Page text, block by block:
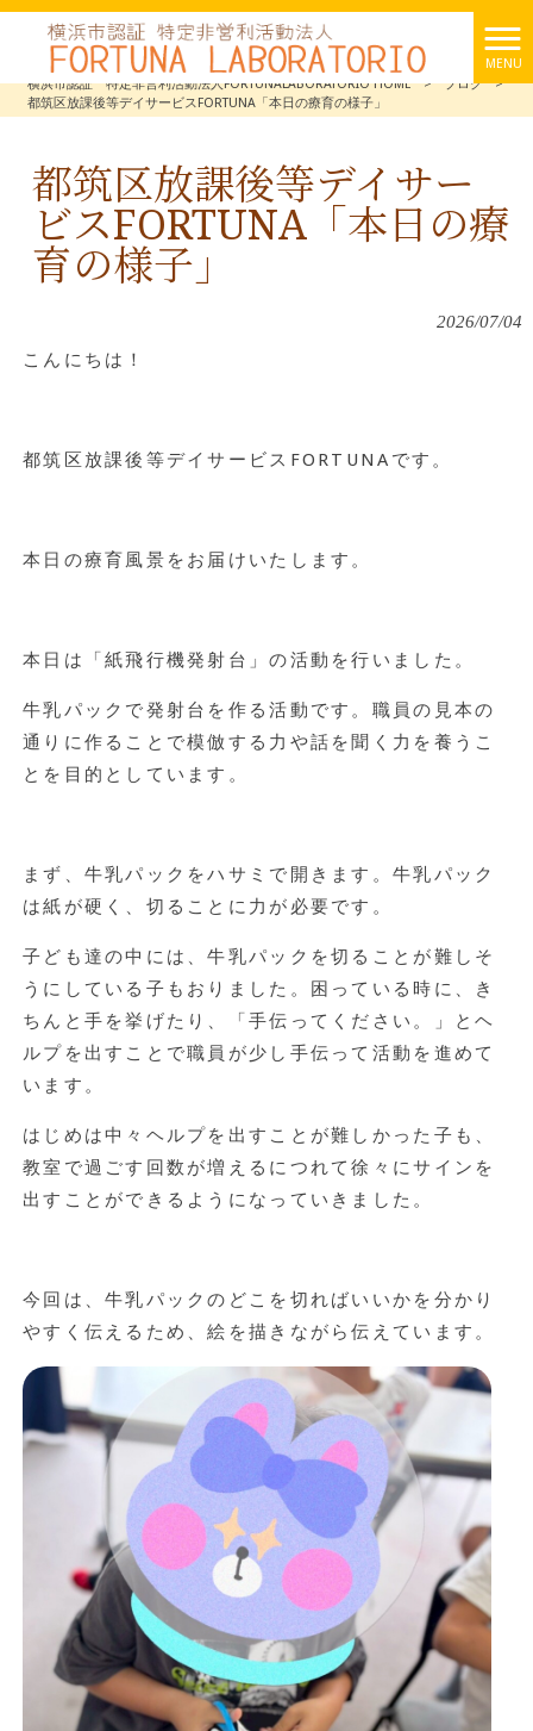
MENU
横浜市認証 特定非営利活動法人FORTUNALABORATORIO HOME
> ブログ
>
都筑区放課後等デイサービスFORTUNA「本日の療育の様子」
都筑区放課後等デイサー
ビスFORTUNA「本日の療
育の様子」
2026/07/04
こんにちは！
都筑区放課後等デイサービス FORTUNA です。
本日の療育風景をお届けいたします。
本日は「紙飛行機発射台」の活動を行いました。
牛乳パックで発射台を作る活動です。職員の見本の
通りに作ることで模倣する力や話を聞く力を養うこ
とを目的としています。
まず、牛乳パックをハサミで開きます。牛乳パック
は紙が硬く、切ることに力が必要です。
子ども達の中には、牛乳パックを切ることが難しそ
うにしている子もおりました。困っている時に、き
ちんと手を挙げたり、「手伝ってください。」とヘ
ルプを出すことで職員が少し手伝って活動を進めて
います。
はじめは中々ヘルプを出すことが難しかった子も、
教室で過ごす回数が増えるにつれて徐々にサインを
出すことができるようになっていきました。
今回は、牛乳パックのどこを切ればいいかを分かり
やすく伝えるため、絵を描きながら伝えています。